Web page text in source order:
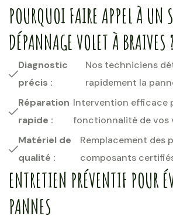
POURQUOI FAIRE APPEL À UN
DÉPANNAGE VOLET À BRAIVES ?
Diagnostic
précis :
Nos techniciens
rapidement la
Réparation
rapide :
Intervention efficace
fonctionnalité de vos
Matériel de
qualité :
Remplacement des
composants
ENTRETIEN PRÉVENTIF POUR
PANNES